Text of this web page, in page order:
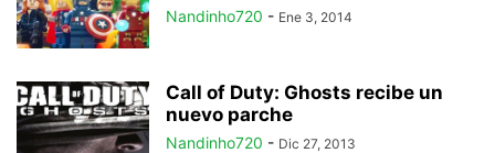
Nandinho720 - Ene 3, 2014
Call of Duty: Ghosts recibe un
nuevo parche
Nandinho720 - Dic 27, 2013